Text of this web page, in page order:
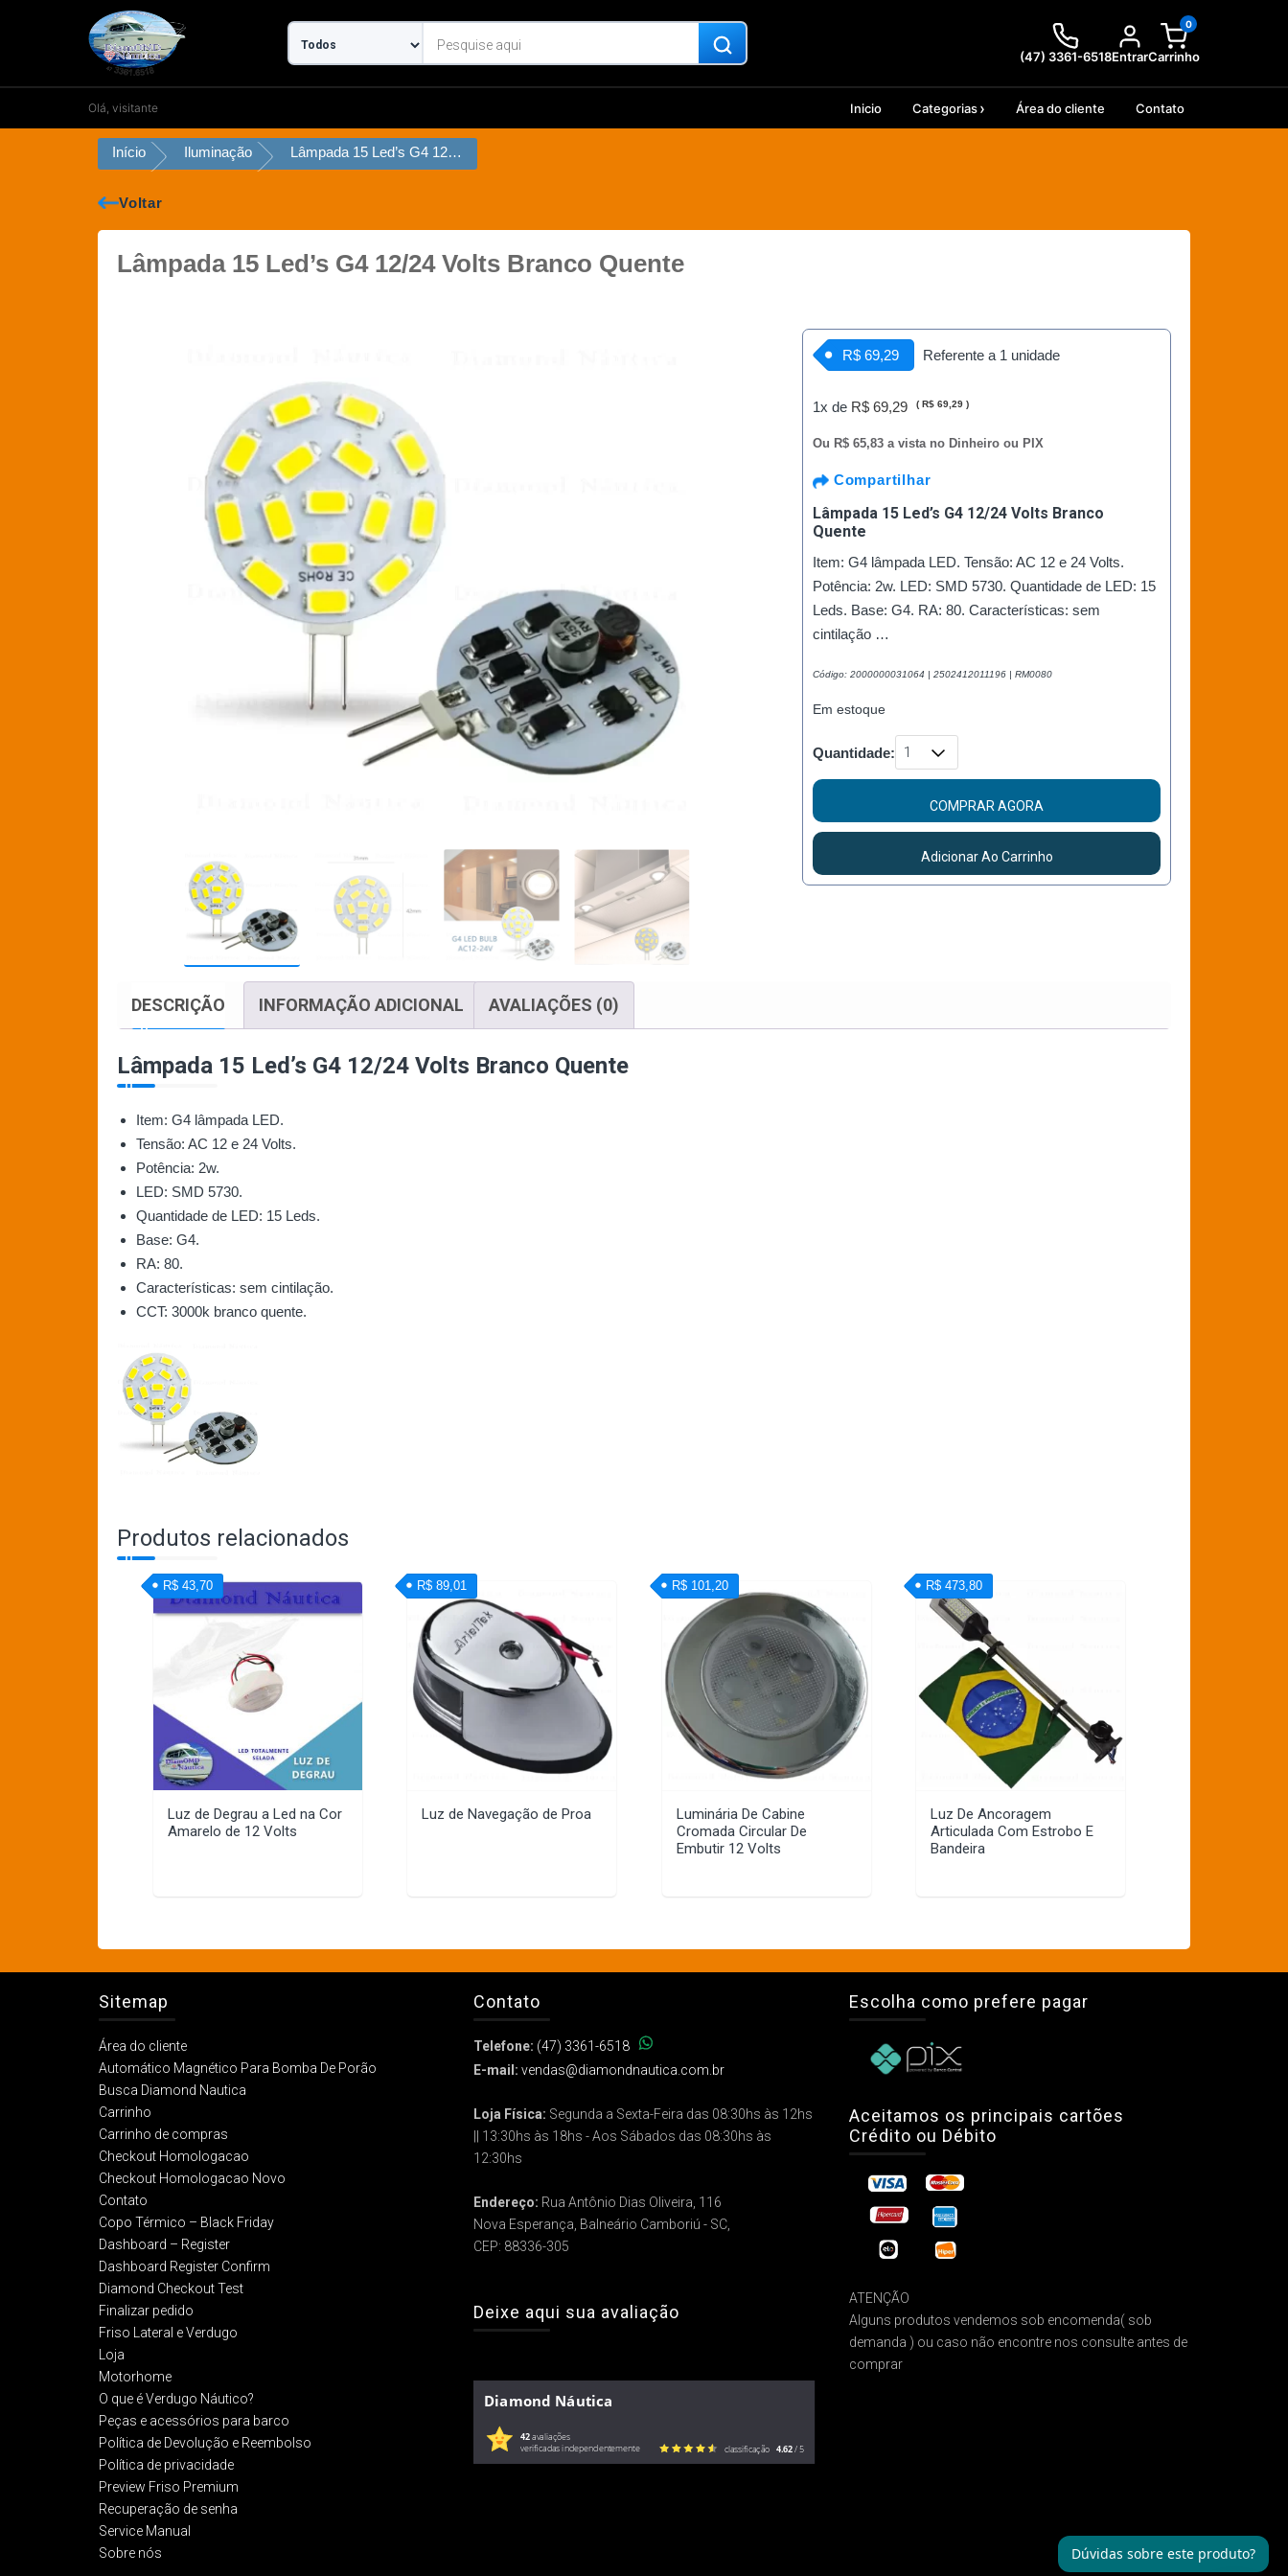
conteúdo
(47) 3361-6518Entrar
0
Carrinho
Olá, visitante Inicio Categorias Área do cliente Contato
Início Iluminação Lâmpada 15 Led’s G4 12/24 Volts Branco Quente
Voltar
Lâmpada 15 Led’s G4 12/24 Volts Branco Quente
R$ 69,29 Referente a 1 unidade
1x de R$ 69,29 ( R$ 69,29 )
Ou R$ 65,83 a vista no Dinheiro ou PIX
Compartilhar
Lâmpada 15 Led’s G4 12/24 Volts Branco
Quente
Item: G4 lâmpada LED. Tensão: AC 12 e 24 Volts.
Potência: 2w. LED: SMD 5730. Quantidade de LED: 15
Leds. Base: G4. RA: 80. Características: sem
cintilação …
Código: 2000000031064 | 2502412011196 | RM0080
Em estoque
Quantidade:
COMPRAR AGORA
Adicionar Ao Carrinho
DESCRIÇÃO INFORMAÇÃO ADICIONAL AVALIAÇÕES (0)
Lâmpada 15 Led’s G4 12/24 Volts Branco Quente
Item: G4 lâmpada LED.
Tensão: AC 12 e 24 Volts.
Potência: 2w.
LED: SMD 5730.
Quantidade de LED: 15 Leds.
Base: G4.
RA: 80.
Características: sem cintilação.
CCT: 3000k branco quente.
Produtos relacionados
Luz de Degrau a Led na Cor
Amarelo de 12 Volts
R$ 43,70
Luz de Navegação de Proa
R$ 89,01
Luminária De Cabine
Cromada Circular De
Embutir 12 Volts
R$ 101,20
Luz De Ancoragem
Articulada Com Estrobo E
Bandeira
R$ 473,80
Sitemap
Área do cliente
Automático Magnético Para Bomba De Porão
Busca Diamond Nautica
Carrinho
Carrinho de compras
Checkout Homologacao
Checkout Homologacao Novo
Contato
Copo Térmico – Black Friday
Dashboard – Register
Dashboard Register Confirm
Diamond Checkout Test
Finalizar pedido
Friso Lateral e Verdugo
Loja
Motorhome
O que é Verdugo Náutico?
Peças e acessórios para barco
Política de Devolução e Reembolso​
Política de privacidade
Preview Friso Premium
Recuperação de senha
Service Manual
Sobre nós
Contato
Telefone: (47) 3361-6518
E-mail: vendas@diamondnautica.com.br
Loja Física: Segunda a Sexta-Feira das 08:30hs às 12hs
|| 13:30hs às 18hs - Aos Sábados das 08:30hs às
12:30hs
Endereço: Rua Antônio Dias Oliveira, 116
Nova Esperança, Balneário Camboriú - SC,
CEP: 88336-305
Deixe aqui sua avaliação
Diamond Náutica
42avaliações
verificadas independentemente classificação 4.62/ 5
Escolha como prefere pagar
Aceitamos os principais cartões
Crédito ou Débito
ATENÇÃO
Alguns produtos vendemos sob encomenda( sob
demanda ) ou caso não encontre nos consulte antes de
comprar
Dúvidas sobre este produto?